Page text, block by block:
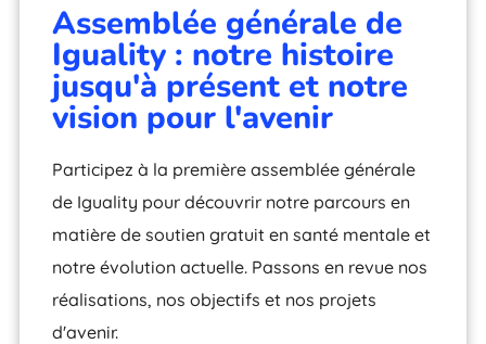
Assemblée générale de
Iguality : notre histoire
jusqu'à présent et notre
vision pour l'avenir
Participez à la première assemblée générale
de Iguality pour découvrir notre parcours en
matière de soutien gratuit en santé mentale et
notre évolution actuelle. Passons en revue nos
réalisations, nos objectifs et nos projets
d'avenir.